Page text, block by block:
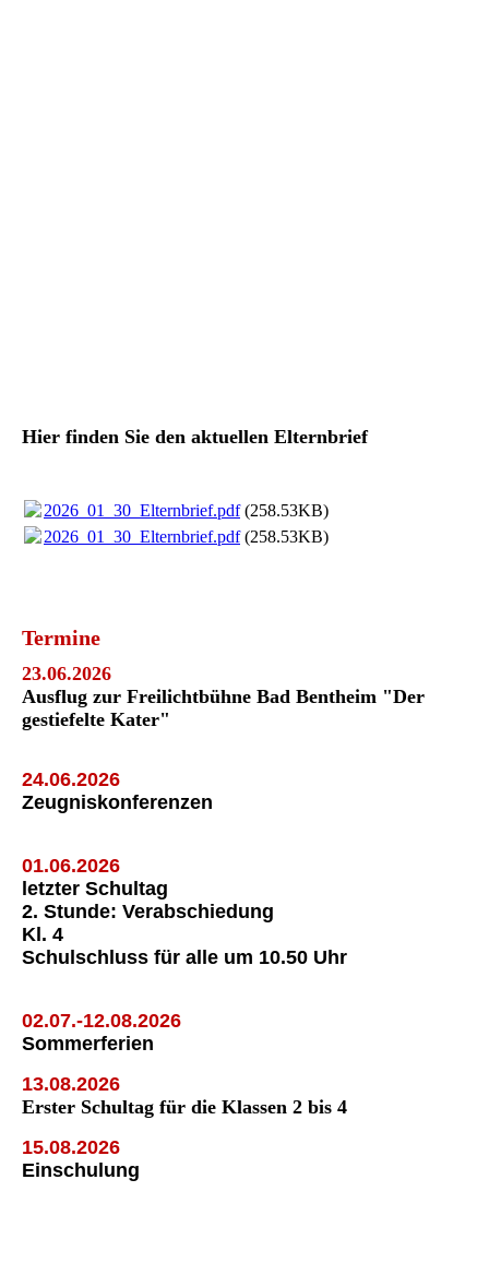
Hier finden Sie den aktuellen Elternbrief
2026_01_30_Elternbrief.pdf(258.53KB)
2026_01_30_Elternbrief.pdf(258.53KB)
Termine
23.06.2026
Ausflug zur Freilichtbühne Bad Bentheim "Der
gestiefelte Kater"
24.06.2026
Zeugniskonferenzen
01.06.2026
letzter Schultag
2. Stunde: Verabschiedung
Kl. 4
Schulschluss für alle um 10.50 Uhr
02.07.-12.08.2026
Sommerferien
13.08.2026
Erster Schultag für die Klassen 2 bis 4
15.08.2026
Einschulung